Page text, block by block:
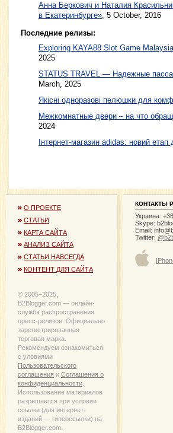
Анна Беркович и Наталия
в Екатеринбурге», 5 October, 2016
Последние релизы:
Exploring KAYA88 Slot Game
2025
STATUS TRAVEL — Надежные
March, 2025
Якісні одноразові пелюшки для
Межкомнатные двери – на что
2024
Інтернет-магазин adidas: новий етап
О ПРОЕКТЕ
СТАТЬИ
КАРТА САЙТА
АНАЛИЗ САЙТА
СТАТЬИ НАВСЕГДА
КОНТЕНТ ДЛЯ САЙТА
© 2005−2025,
B2Blogger.com — онлайн-
служба распространения
пресс-релизов. Официально
зарегистрированная
торговая марка.
Рекомендуем ознакомиться
с уловиями
Пользовательского
соглашения и Соглашения о
конфиденциальности
Использование материалов
разрешается при условии
ссылки (для интернет-
изданий — гиперссылки) на
B2Blogger.com.
КОНТАКТЫ
Украина:
Skype:
Email:
Twitter: